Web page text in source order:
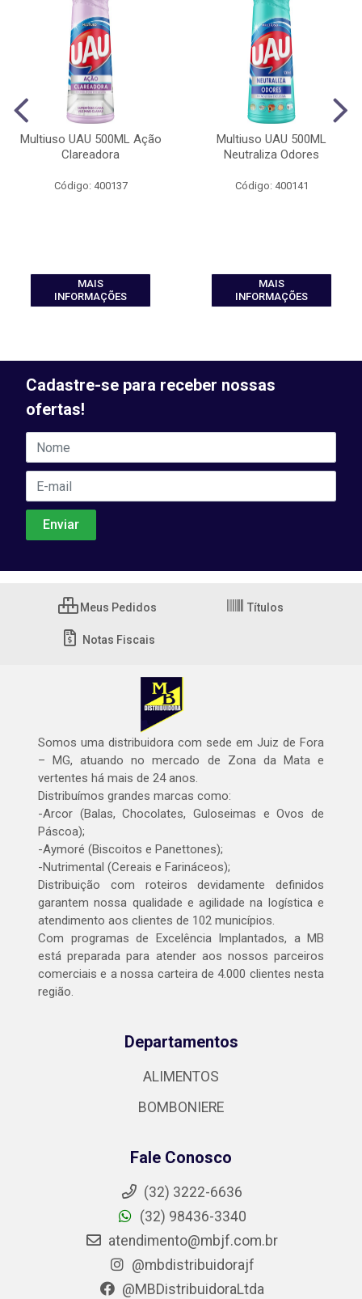
Multiuso UAU 500ML Ação
Clareadora
Código: 400137
MAIS
INFORMAÇÕES
Multiuso UAU 500ML
Neutraliza Odores
Código: 400141
MAIS
INFORMAÇÕES
Cadastre-se para receber nossas
ofertas!
Meus Pedidos Títulos
Notas Fiscais
Somos uma distribuidora com sede em Juiz de Fora
– MG, atuando no mercado de Zona da Mata e
vertentes há mais de 24 anos.
Distribuímos grandes marcas como:
-Arcor (Balas, Chocolates, Guloseimas e Ovos de
Páscoa);
-Aymoré (Biscoitos e Panettones);
-Nutrimental (Cereais e Farináceos);
Distribuição com roteiros devidamente definidos
garantem nossa qualidade e agilidade na logística e
atendimento aos clientes de 102 municípios.
Com programas de Excelência Implantados, a MB
está preparada para atender aos nossos parceiros
comerciais e a nossa carteira de 4.000 clientes nesta
região.
Departamentos
ALIMENTOS
BOMBONIERE
Fale Conosco
(32) 3222-6636
(32) 98436-3340
atendimento@mbjf.com.br
@mbdistribuidorajf
@MBDistribuidoraLtda